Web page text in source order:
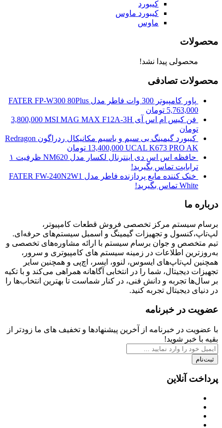
کیبورد
کیبورد ماوس
ماوس
محصولات
محصولی پیدا نشد!
محصولات تصادفی
پاور کامپیوتر 300 وات فاطر مدل FATER FP-W300 80Plus
5,763,000 تومان
فن کیس ام اس آی MSI MAG MAX F12A-3H
3,800,000
تومان
کیبورد گیمینگ بی سیم و باسیم مکانیکال ردراگون Redragon
UCAL K673 PRO AK
13,400,000 تومان
حافظه اس اس دی اینترنال لکسار مدل NM620 ظرفیت ۱
ترابایت تماس بگیرید!
خنک کننده مایع پردازنده فاطر مدل FATER FW-240N2W1
White تماس بگیرید!
درباره ما
برسام سیستم مرکز تخصصی فروش قطعات کامپیوتر،
لپ‌تاپ،کنسول و تجهیزات گیمینگ و اسمبل سیستم‌های حرفه‌ای.
تیم متخصص و جوان برسام سیستم با ارائه مشاوره‌های تخصصی و
به‌روزترین اطلاعات در زمینه سیستم های کامپیوتری و سرور،
همچنین لپ‌تاپ‌های ایسوس، لنوو، ایسر، اچ‌پی و همچنین سایر
تجهیزات دیجیتال، شما را در انتخابی آگاهانه همراهی می‌کند و با تکیه
بر سال‌ها تجربه و دانش فنی، در کنار شماست تا بهترین انتخاب‌ها را
در دنیای دیجیتال تجربه کنید.
عضویت در خبرنامه
با عضویت در خبرنامه از آخرین پیشنهادها و تخفیف های ما زودتر از
بقیه با خبر شوید!
ثبت‌نام
پرداخت آنلاین